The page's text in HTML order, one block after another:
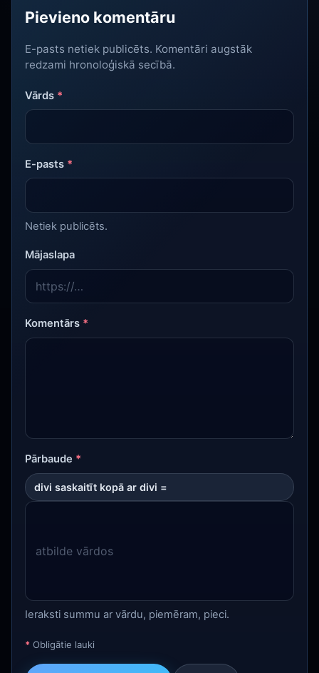
Pievieno komentāru
E-pasts netiek publicēts. Komentāri augstāk
redzami hronoloģiskā secībā.
Vārds *
E-pasts *
Netiek publicēts.
Mājaslapa
Komentārs *
Pārbaude *
divi saskaitīt kopā ar divi =
Ieraksti summu ar vārdu, piemēram, pieci.
* Obligātie lauki